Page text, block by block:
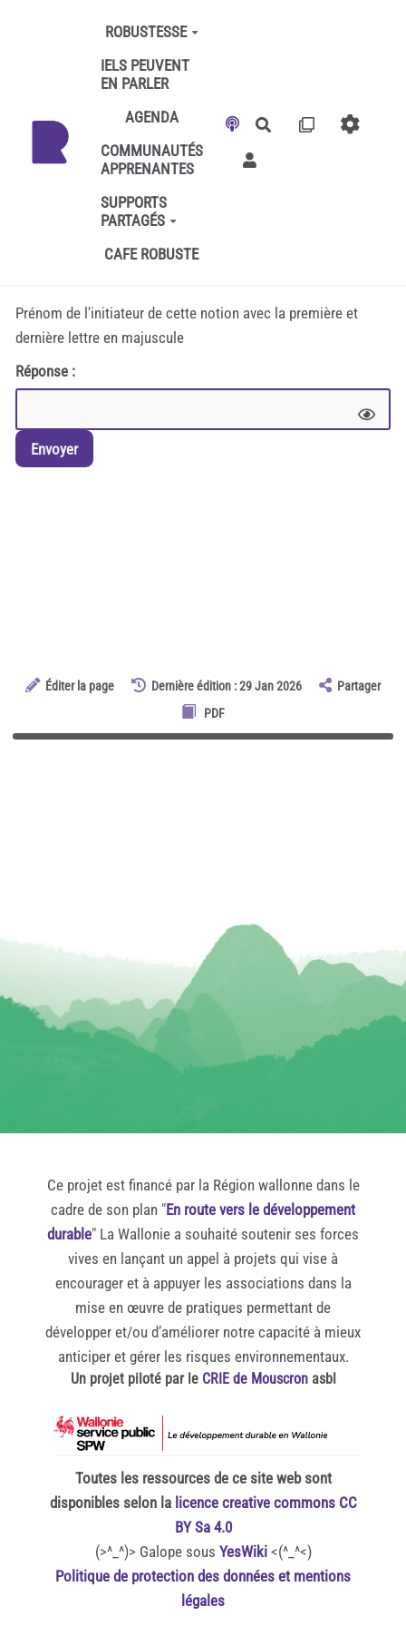
Aller au contenu principal
ROBUSTESSE
IELS PEUVENT
EN PARLER
AGENDA
COMMUNAUTÉS
APPRENANTES
SUPPORTS
PARTAGÉS
CAFE ROBUSTE
Rechercher
Prénom de l'initiateur de cette notion avec la première et
dernière lettre en majuscule
Réponse :
Envoyer
Éditer la page Dernière édition : 29 Jan 2026
Partager
PDF
Ce projet est financé par la Région wallonne dans le
cadre de son plan "En route vers le développement
durable" La Wallonie a souhaité soutenir ses forces
vives en lançant un appel à projets qui vise à
encourager et à appuyer les associations dans la
mise en œuvre de pratiques permettant de
développer et/ou d’améliorer notre capacité à mieux
anticiper et gérer les risques environnementaux.
Un projet piloté par le CRIE de Mouscronasbl
Toutes les ressources de ce site web sont
disponibles selon la licence creative commons CC
BY Sa 4.0
(>^_^)> Galope sous YesWiki<(^_^<)
Politique de protection des données et mentions
légales